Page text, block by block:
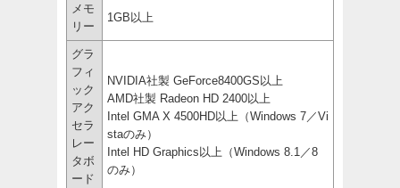
メモ
リー
1GB以上
グラ
フィ
ック
アク
セラ
レー
タボ
ード
NVIDIA社製 GeForce8400GS以上
AMD社製 Radeon HD 2400以上
Intel GMA X 4500HD以上（Windows 7／Vi
staのみ）
Intel HD Graphics以上（Windows 8.1／8
のみ）